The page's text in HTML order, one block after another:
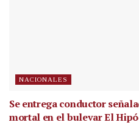
NACIONALES
Se entrega conductor
mortal en el bulevar El